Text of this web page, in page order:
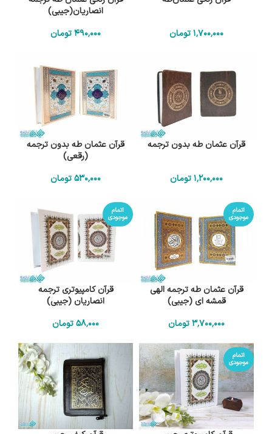
1٬700٬000تومان
انصاریان(جیبی)
490٬000تومان
قرآن عثمان طه بدون ترجمه
1٬200٬000تومان
قرآن عثمان طه بدون ترجمه
(رقعی)
530٬000تومان
اتمام
موجودی
قرآن عثمان طه ترجمه الهی
قمشه ای (جیبی)
3٬700٬000تومان
اتمام
موجودی
قرآن کامپیوتری ترجمه
انصاریان (جیبی)
58٬000تومان
اتمام
موجودی